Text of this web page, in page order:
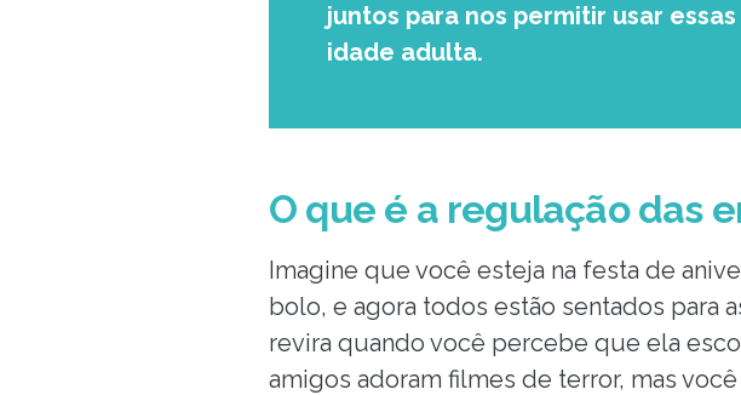
juntos para nos permitir usar
idade adulta.
O que é a regulação das
Imagine que você esteja na festa de
bolo, e agora todos estão sentados para
revira quando você percebe que ela
amigos adoram filmes de terror, mas